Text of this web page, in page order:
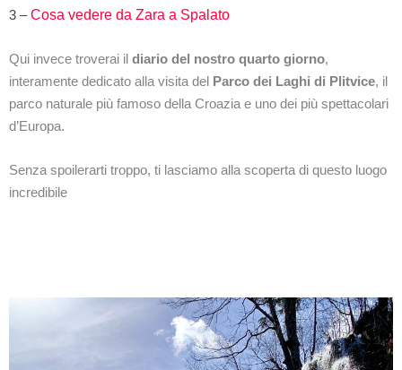
3 –Cosa vedere da Zara a Spalato
Qui invece troverai il diario del nostro quarto giorno,
interamente dedicato alla visita del Parco dei Laghi di Plitvice, il
parco naturale più famoso della Croazia e uno dei più spettacolari
d’Europa.
Senza spoilerarti troppo, ti lasciamo alla scoperta di questo luogo
incredibile